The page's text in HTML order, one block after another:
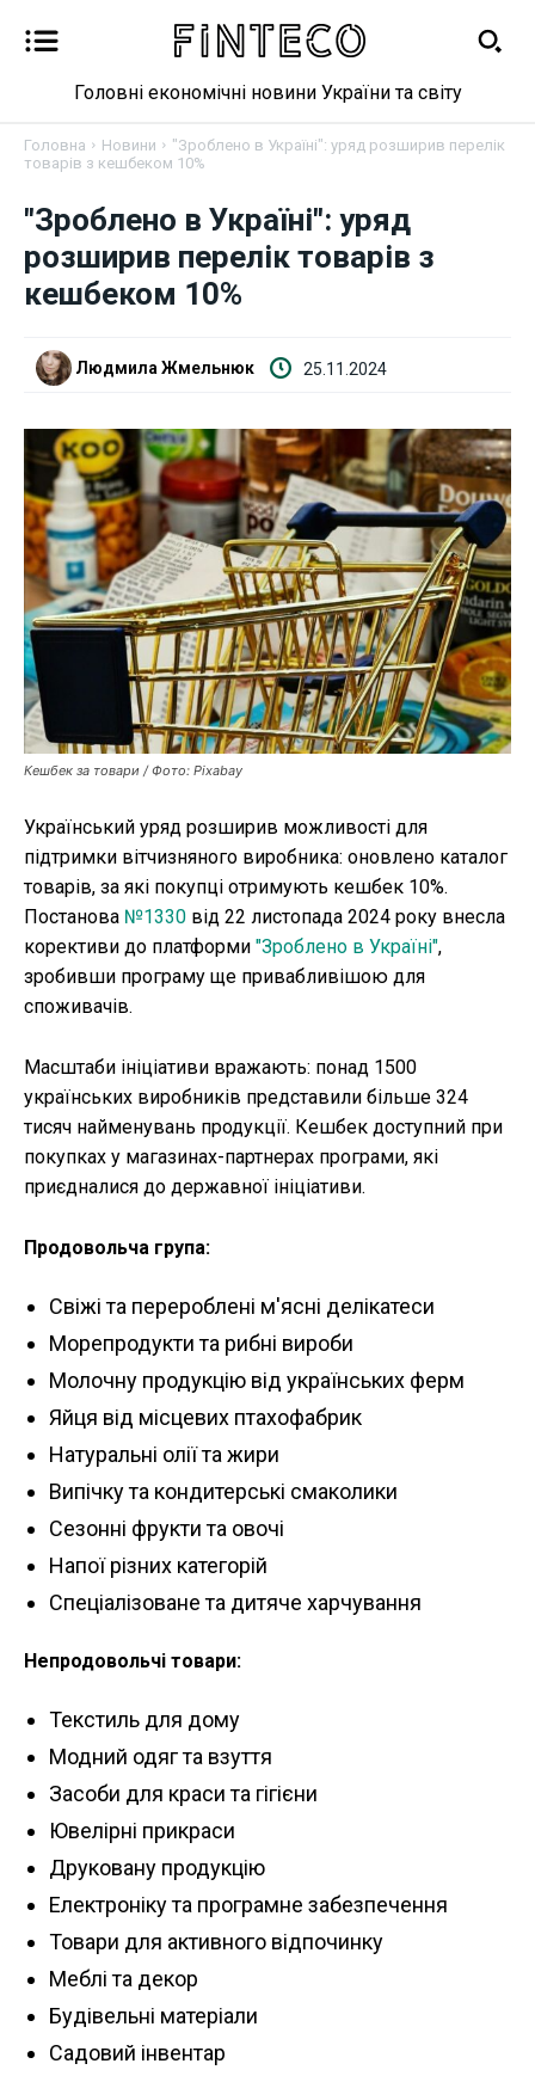
Новини
Бізнес
Криптовалюта
Робота і освіта
Публікації
ФОП
Курс валют
Головні економічні новини України та світу
Головна Новини
"Зроблено в Україні": уряд розширив перелік
товарів з кешбеком 10%
"Зроблено в Україні": уряд
розширив перелік товарів з
кешбеком 10%
Людмила Жмельнюк 25.11.2024
Кешбек за товари / Фото: Pixabay
Український уряд розширив можливості для
підтримки вітчизняного виробника: оновлено каталог
товарів, за які покупці отримують кешбек 10%.
Постанова №1330 від 22 листопада 2024 року внесла
корективи до платформи "Зроблено в Україні",
зробивши програму ще привабливішою для
споживачів.
Масштаби ініціативи вражають: понад 1500
українських виробників представили більше 324
тисяч найменувань продукції. Кешбек доступний при
покупках у магазинах-партнерах програми, які
приєдналися до державної ініціативи.
Продовольча група:
Свіжі та перероблені м'ясні делікатеси
Морепродукти та рибні вироби
Молочну продукцію від українських ферм
Яйця від місцевих птахофабрик
Натуральні олії та жири
Випічку та кондитерські смаколики
Сезонні фрукти та овочі
Напої різних категорій
Спеціалізоване та дитяче харчування
Непродовольчі товари:
Текстиль для дому
Модний одяг та взуття
Засоби для краси та гігієни
Ювелірні прикраси
Друковану продукцію
Електроніку та програмне забезпечення
Товари для активного відпочинку
Меблі та декор
Будівельні матеріали
Садовий інвентар